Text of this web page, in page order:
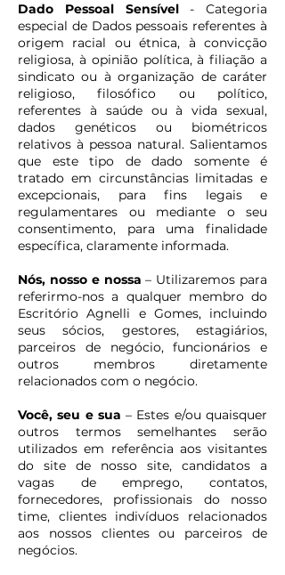
Dado Pessoal Sensível- Categoria
especial de Dados pessoais referentes à
origem racial ou étnica, à convicção
religiosa, à opinião política, à filiação a
sindicato ou à organização de caráter
religioso, filosófico ou político,
referentes à saúde ou à vida sexual,
dados genéticos ou biométricos
relativos à pessoa natural. Salientamos
que este tipo de dado somente é
tratado em circunstâncias limitadas e
excepcionais, para fins legais e
regulamentares ou mediante o seu
consentimento, para uma finalidade
específica, claramente informada.
Nós, nosso e nossa – Utilizaremos para
referirmo-nos a qualquer membro do
Escritório Agnelli e Gomes, incluindo
seus sócios, gestores, estagiários,
parceiros de negócio, funcionários e
outros membros diretamente
relacionados com o negócio.
Você, seu e sua– Estes e/ou quaisquer
outros termos semelhantes serão
utilizados em referência aos visitantes
do site de nosso site, candidatos a
vagas de emprego, contatos,
fornecedores, profissionais do nosso
time, clientes indivíduos relacionados
aos nossos clientes ou parceiros de
negócios.